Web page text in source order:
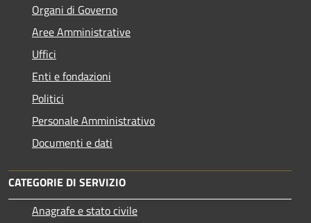
Organi di Governo
Aree Amministrative
Uffici
Enti e fondazioni
Politici
Personale Amministrativo
Documenti e dati
CATEGORIE DI SERVIZIO
Anagrafe e stato civile